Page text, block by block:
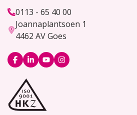
0113 - 65 40 00
Joannaplantsoen 1
4462 AV Goes
Logo
Facebook
Logo
LinkedIn
LogoLogo